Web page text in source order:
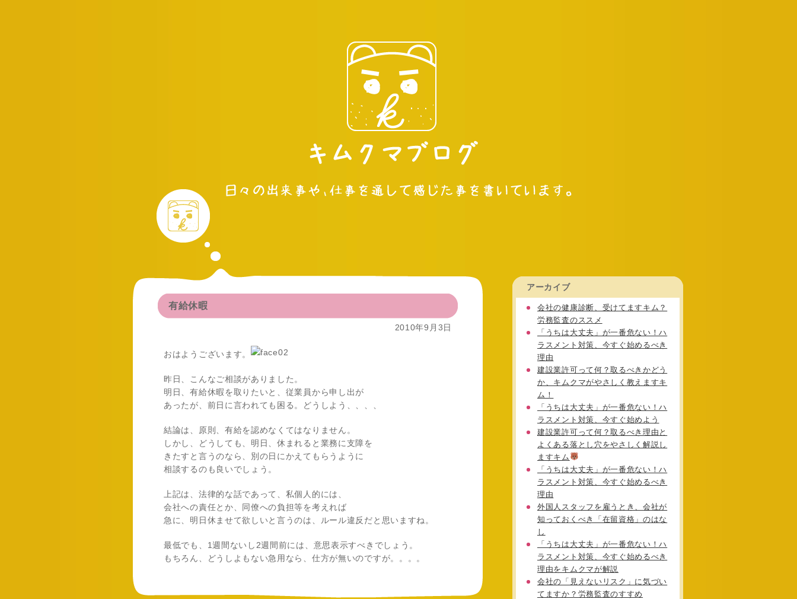
有給休暇
2010年9月3日
おはようございます。
昨日、こんなご相談がありました。
明日、有給休暇を取りたいと、従業員から申し出が
あったが、前日に言われても困る。どうしよう、、、、
結論は、原則、有給を認めなくてはなりません。
しかし、どうしても、明日、休まれると業務に支障を
きたすと言うのなら、別の日にかえてもらうように
相談するのも良いでしょう。
上記は、法律的な話であって、私個人的には、
会社への責任とか、同僚への負担等を考えれば
急に、明日休ませて欲しいと言うのは、ルール違反だと思いますね。
最低でも、1週間ないし2週間前には、意思表示すべきでしょう。
もちろん、どうしよもない急用なら、仕方が無いのですが。。。。
アーカイブ
会社の健康診断、受けてますキム？
労務監査のススメ
「うちは大丈夫」が一番危ない！ハ
ラスメント対策、今すぐ始めるべき
理由
建設業許可って何？取るべきかどう
か、キムクマがやさしく教えますキ
ム！
「うちは大丈夫」が一番危ない！ハ
ラスメント対策、今すぐ始めよう
建設業許可って何？取るべき理由と
よくある落とし穴をやさしく解説し
ますキム
「うちは大丈夫」が一番危ない！ハ
ラスメント対策、今すぐ始めるべき
理由
外国人スタッフを雇うとき、会社が
知っておくべき「在留資格」のはな
し
「うちは大丈夫」が一番危ない！ハ
ラスメント対策、今すぐ始めるべき
理由をキムクマが解説
会社の「見えないリスク」に気づい
てますか？労務監査のすすめ